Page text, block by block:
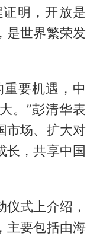
明，开放是
是世界繁荣发
要机遇，中
。”彭清华表
市场、扩大对
长，共享中国
式上介绍，
主要包括由海